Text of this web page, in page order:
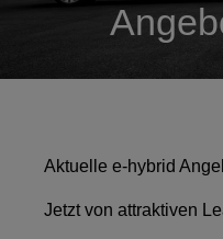
Audi Original Zubehör
Aktuelle e-hybrid
Jetzt von attraktiven